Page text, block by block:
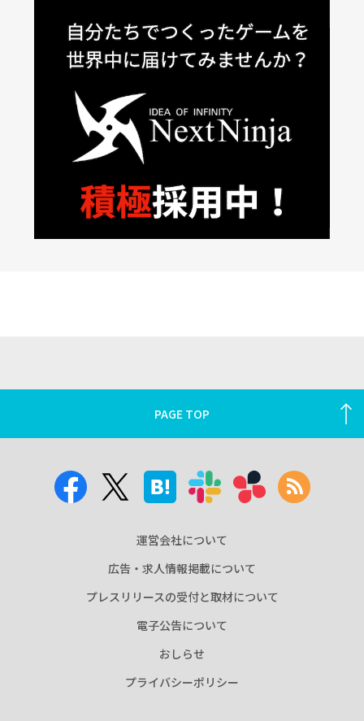
PAGE TOP
運営会社について
広告・求人情報掲載について
プレスリリースの受付と取材について
電子公告について
おしらせ
プライバシーポリシー